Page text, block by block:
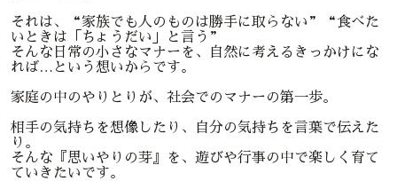
それは、“家族でも人のものは勝手に取らない”“食べた
いときは「ちょうだい」と言う”
そんな日常の小さなマナーを、自然に考えるきっかけにな
れば…という想いからです。
家庭の中のやりとりが、社会でのマナーの第一歩。
相手の気持ちを想像したり、自分の気持ちを言葉で伝えた
り。
そんな『思いやりの芽』を、遊びや行事の中で楽しく育て
ていきたいです。